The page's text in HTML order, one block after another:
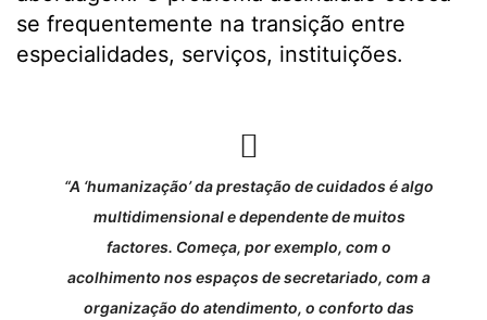
se frequentemente na transição entre
especialidades, serviços, instituições.
“A ‘humanização’ da prestação de cuidados é algo
multidimensional e dependente de muitos
factores. Começa, por exemplo, com o
acolhimento nos espaços de secretariado, com a
organização do atendimento, o conforto das